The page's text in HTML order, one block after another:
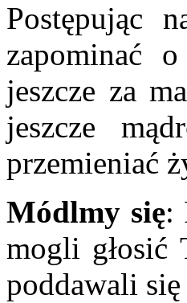
Postępując
zapominać
jeszcze za
jeszcze
przemieniać
Módlmy się:
mogli głosić
poddawali